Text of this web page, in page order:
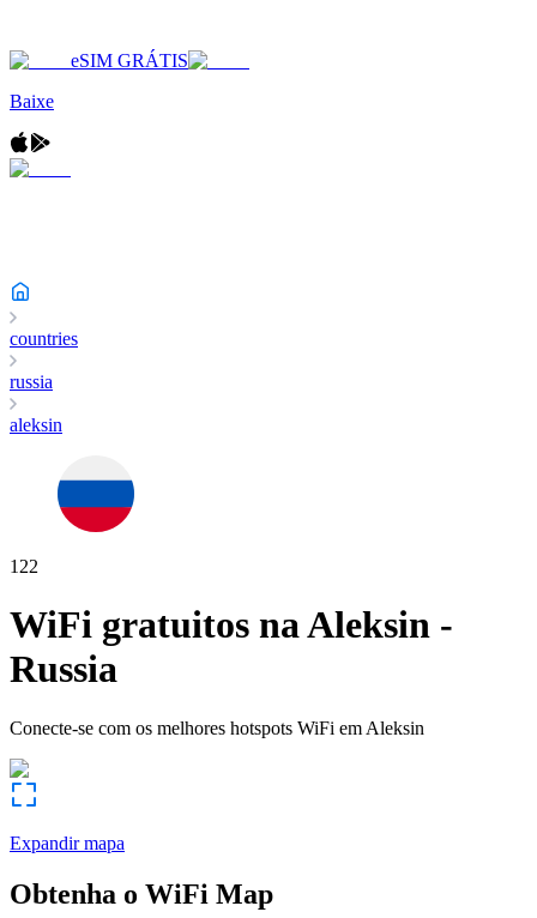
eSIM GRÁTIS
Baixe
countries
russia
aleksin
122
WiFi gratuitos naAleksin -
Russia
Conecte-se com os melhores hotspots WiFi em Aleksin
Expandir mapa
Obtenha o WiFi Map